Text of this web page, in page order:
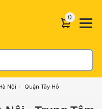
00 sản
Nội Quận Tây Hồ